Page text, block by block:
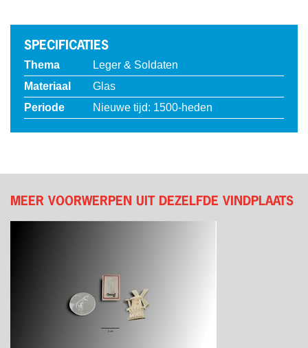
SPECIFICATIES
Thema
Leger & Soldaten
Materiaal
Glas
Periode
Nieuwe tijd: 1500-heden
MEER VOORWERPEN UIT DEZELFDE VINDPLAATS